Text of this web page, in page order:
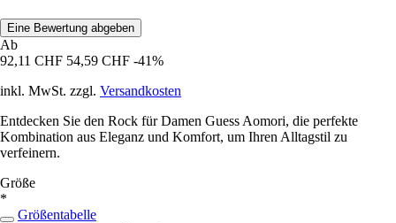
Eine Bewertung abgeben
Ab
92,11 CHF 54,59 CHF -41%
inkl. MwSt. zzgl. Versandkosten
Entdecken Sie den Rock für Damen Guess Aomori, die perfekte
Kombination aus Eleganz und Komfort, um Ihren Alltagstil zu
verfeinern.
Größe
*
Größentabelle